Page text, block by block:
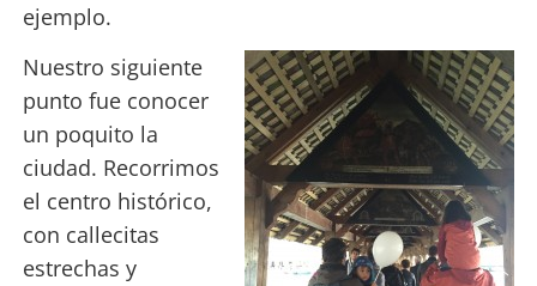
ejemplo.
Nuestro siguiente
punto fue conocer
un poquito la
ciudad. Recorrimos
el centro histórico,
con callecitas
estrechas y